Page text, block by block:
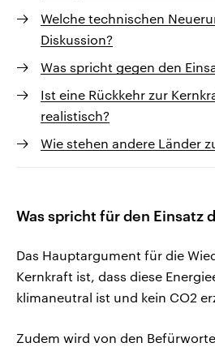
Welche technischen
Diskussion?
Was spricht gegen den
Ist eine Rückkehr zur
realistisch?
Wie stehen andere Länder
Was spricht für den Einsatz
Das Hauptargument für die
Kernkraft ist, dass diese
klimaneutral ist und kein CO2
Zudem wird von den